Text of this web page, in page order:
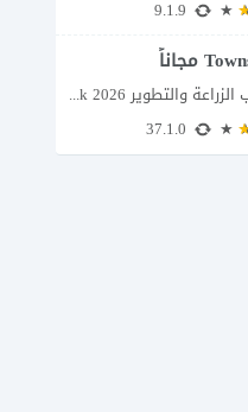
اشهر ألعاب الزراعة والتطوير Township apk 2026 إذا كنت تحب ألعاب الزراعة وبناء المدن،...